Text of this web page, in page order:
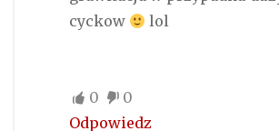
cyckow
lol
0
0
Odpowiedz